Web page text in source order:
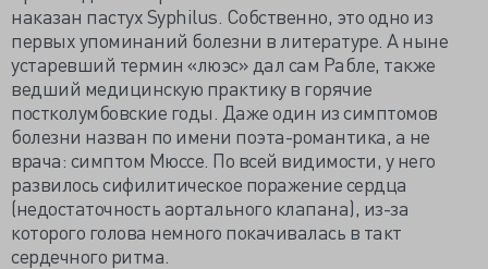
наказан пастух Syphilus. Собственно, это одно из
первых упоминаний болезни в литературе. А ныне
устаревший термин «люэс» дал сам Рабле, также
ведший медицинскую практику в горячие
постколумбовские годы. Даже один из симптомов
болезни назван по имени поэта-романтика, а не
врача: симптом Мюссе. По всей видимости, у него
развилось сифилитическое поражение сердца
(недостаточность аортального клапана), из-за
которого голова немного покачивалась в такт
сердечного ритма.